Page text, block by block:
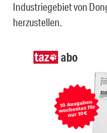
Industriegebiet von
herzustellen.
abo